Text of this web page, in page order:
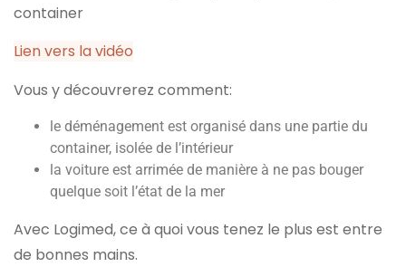
container
Lien vers la vidéo
Vous y découvrerez comment:
le déménagement est organisé dans une partie du
container, isolée de l’intérieur
la voiture est arrimée de manière à ne pas bouger
quelque soit l’état de la mer
Avec Logimed, ce à quoi vous tenez le plus est entre
de bonnes mains.